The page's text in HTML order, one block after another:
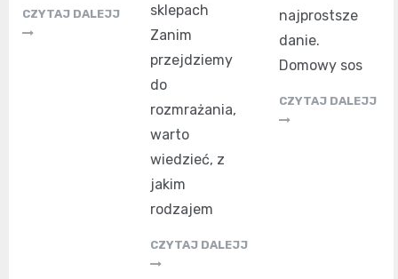
CZYTAJ DALEJJ
sklepach
Zanim
przejdziemy
do
rozmrażania,
warto
wiedzieć, z
jakim
rodzajem
CZYTAJ DALEJJ
najprostsze
danie.
Domowy sos
CZYTAJ DALEJJ